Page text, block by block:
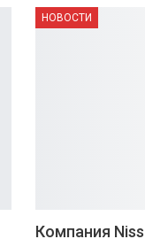
НОВОСТИ
Компания